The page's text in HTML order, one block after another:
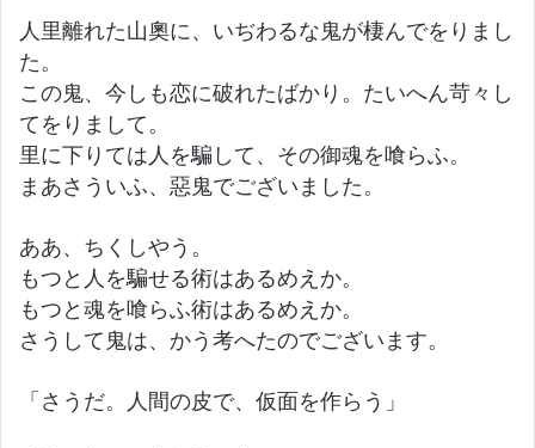
人里離れた山奧に、いぢわるな鬼が棲んでをりまし
た。
この鬼、今しも恋に破れたばかり。たいへん苛々し
てをりまして。
里に下りては人を騙して、その御魂を喰らふ。
まあさういふ、惡鬼でございました。
ああ、ちくしやう。
もつと人を騙せる術はあるめえか。
もつと魂を喰らふ術はあるめえか。
さうして鬼は、かう考へたのでございます。
「さうだ。人間の皮で、仮面を作らう」